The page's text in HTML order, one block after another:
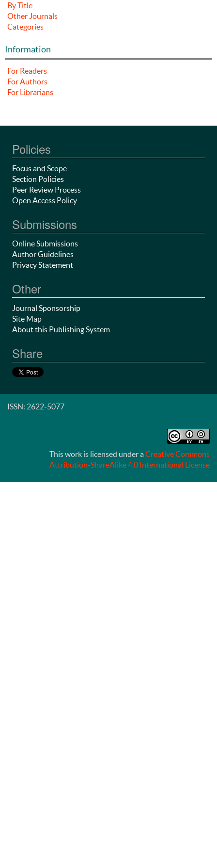
By Title
Other Journals
Categories
Information
For Readers
For Authors
For Librarians
Policies
Focus and Scope
Section Policies
Peer Review Process
Open Access Policy
Submissions
Online Submissions
Author Guidelines
Privacy Statement
Other
Journal Sponsorship
Site Map
About this Publishing System
Share
ISSN: 2622-5077
This work is licensed under aCreative Commons
Attribution-ShareAlike 4.0 International License